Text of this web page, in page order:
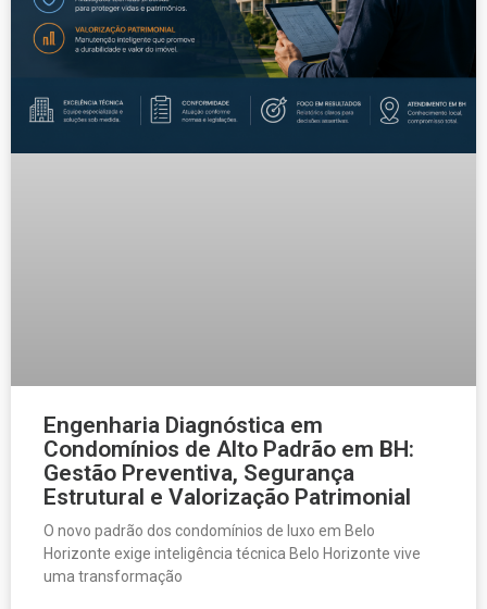
Engenharia Diagnóstica em
Condomínios de Alto Padrão em BH:
Gestão Preventiva, Segurança
Estrutural e Valorização Patrimonial
O novo padrão dos condomínios de luxo em Belo
Horizonte exige inteligência técnica Belo Horizonte vive
uma transformação